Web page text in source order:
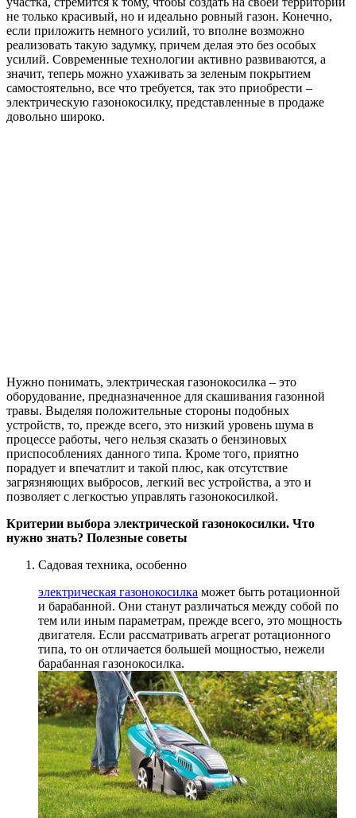
не только красивый, но и идеально ровный газон. Конечно,
если приложить немного усилий, то вполне возможно
реализовать такую задумку, причем делая это без особых
усилий. Современные технологии активно развиваются, а
значит, теперь можно ухаживать за зеленым покрытием
самостоятельно, все что требуется, так это приобрести –
электрическую газонокосилку, представленные в продаже
довольно широко.
Нужно понимать, электрическая газонокосилка – это
оборудование, предназначенное для скашивания газонной
травы. Выделяя положительные стороны подобных
устройств, то, прежде всего, это низкий уровень шума в
процессе работы, чего нельзя сказать о бензиновых
приспособлениях данного типа. Кроме того, приятно
порадует и впечатлит и такой плюс, как отсутствие
загрязняющих выбросов, легкий вес устройства, а это и
позволяет с легкостью управлять газонокосилкой.
Критерии выбора электрической газонокосилки. Что
нужно знать? Полезные советы
Садовая техника, особенно
электрическая газонокосилка может быть ротационной
и барабанной. Они станут различаться между собой по
тем или иным параметрам, прежде всего, это мощность
двигателя. Если рассматривать агрегат ротационного
типа, то он отличается большей мощностью, нежели
барабанная газонокосилка.